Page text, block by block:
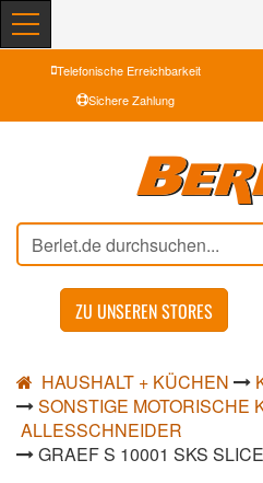
Telefonische Erreichbarkeit
Sichere Zahlung
ZU UNSEREN STORES
HAUSHALT + KÜCHEN
SONSTIGE MOTORISCHE
ALLESSCHNEIDER
GRAEF S 10001 SKS